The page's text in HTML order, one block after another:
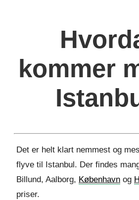
kommer
Det er helt klart nemmest og
flyve til Istanbul. Der findes
Billund, Aalborg, København og
priser.